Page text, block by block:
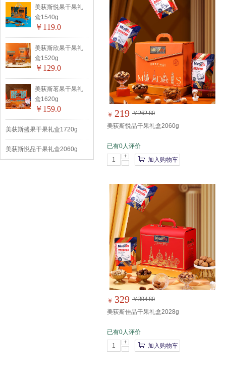
￥ 219 ￥262.80
美荻斯悦品干果礼盒2060g
已有0人评价
+
-
加入购物车
￥ 329 ￥394.80
美荻斯佳品干果礼盒2028g
已有0人评价
+
-
加入购物车
美荻斯悦果干果礼
盒1540g
￥119.0
美荻斯欣果干果礼
盒1520g
￥129.0
美荻斯茗果干果礼
盒1620g
￥159.0
美荻斯盛果干果礼盒1720g
美荻斯悦品干果礼盒2060g